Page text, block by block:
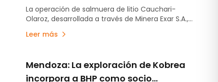
de deuda por US$220 millones
La operación de salmuera de litio Cauchari-
Olaroz, desarrollada a través de Minera Exar S.A.,
concretó el cierre de nuevas líneas de deuda no
garantizada por US$220 millones, fortaleciendo
avanzando con el plan de expansión –Etapa 2-
destinado a incrementar la capacidad de
Leer más
Mendoza: La exploración de Kobrea
incorpora a BHP como socio